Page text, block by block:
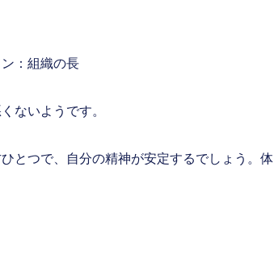
：組織の長
ないようです。
とつで、自分の精神が安定するでしょう。体